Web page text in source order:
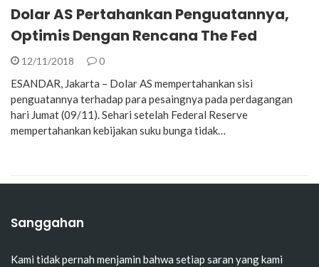
Dolar AS Pertahankan Penguatannya,
Optimis Dengan Rencana The Fed
12/11/2018 0
ESANDAR, Jakarta – Dolar AS mempertahankan sisi
penguatannya terhadap para pesaingnya pada perdagangan
hari Jumat (09/11). Sehari setelah Federal Reserve
mempertahankan kebijakan suku bunga tidak…
Sanggahan
Kami tidak pernah menjamin bahwa setiap saran yang kami